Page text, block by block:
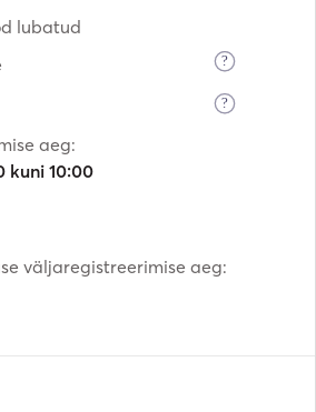
lubatud
?
?
aeg:
kuni 10:00
väljaregistreerimise aeg: